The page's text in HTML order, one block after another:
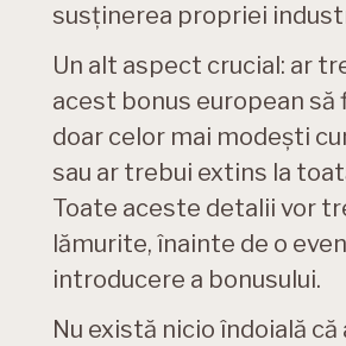
susținerea propriei
Un alt aspect crucial: ar
acest bonus european să
doar celor mai modești
sau ar trebui extins la
Toate aceste detalii vor
lămurite, înainte de o
introducere a bonusului.
Nu există nicio îndoială